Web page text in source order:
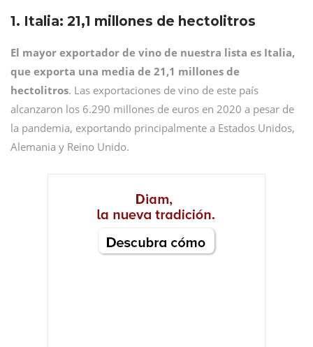
1. Italia: 21,1 millones de hectolitros
El mayor exportador de vino de nuestra lista es Italia,
que exporta una media de 21,1 millones de
hectolitros. Las exportaciones de vino de este país
alcanzaron los 6.290 millones de euros en 2020 a pesar de
la pandemia, exportando principalmente a Estados Unidos,
Alemania y Reino Unido.